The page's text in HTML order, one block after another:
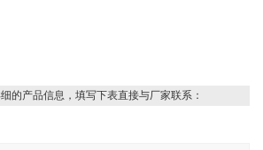
的产品信息，填写下表直接与厂家联系：